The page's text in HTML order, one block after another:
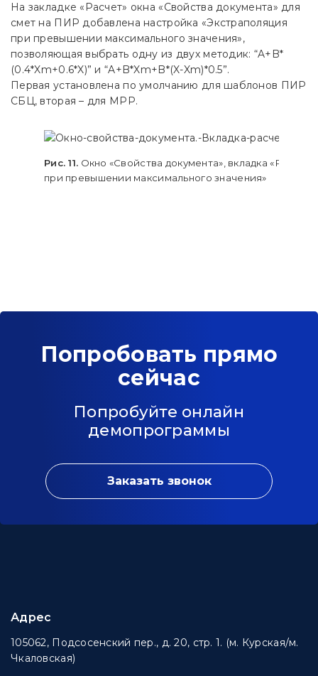
На закладке «Расчет» окна «Свойства документа» для
смет на ПИР добавлена настройка «Экстраполяция
при превышении максимального значения»,
позволяющая выбрать одну из двух методик: “A+B*
(0.4*Xm+0.6*X)” и “A+B*Xm+B*(X-Xm)*0.5”.
Первая установлена по умолчанию для шаблонов ПИР
СБЦ, вторая – для МРР.
Рис. 11. Окно «Свойства документа», вкладка
при превышении максимального значения»
Попробовать прямо
сейчас
Попробуйте онлайн
демопрограммы
Заказать звонок
Адрес
105062, Подсосенский пер., д. 20, стр. 1. (м. Курская/м.
Чкаловская)